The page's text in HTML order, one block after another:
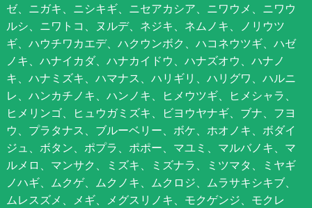
ゼ、ニガキ、ニシキギ、ニセアカシア、ニワウメ、ニワウ
ルシ、ニワトコ、ヌルデ、ネジキ、ネムノキ、ノリウツ
ギ、ハウチワカエデ、ハクウンボク、ハコネウツギ、ハゼ
ノキ、ハナイカダ、ハナカイドウ、ハナズオウ、ハナノ
キ、ハナミズキ、ハマナス、ハリギリ、ハリグワ、ハルニ
レ、ハンカチノキ、ハンノキ、ヒメウツギ、ヒメシャラ、
ヒメリンゴ、ヒュウガミズキ、ビヨウヤナギ、ブナ、フヨ
ウ、プラタナス、ブルーベリー、ボケ、ホオノキ、ボダイ
ジュ、ボタン、ポプラ、ポポー、マユミ、マルバノキ、マ
ルメロ、マンサク、ミズキ、ミズナラ、ミツマタ、ミヤギ
ノハギ、ムクゲ、ムクノキ、ムクロジ、ムラサキシキブ、
ムレスズメ、メギ、メグスリノキ、モクゲンジ、モクレ